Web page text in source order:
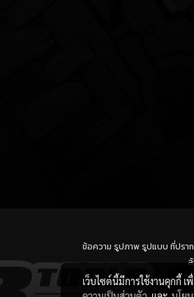
ข้อความ รูปภาพ รูปแบบ ที่ปรา
เว็บไซต์นี้มีการใช้งานคุกกี้